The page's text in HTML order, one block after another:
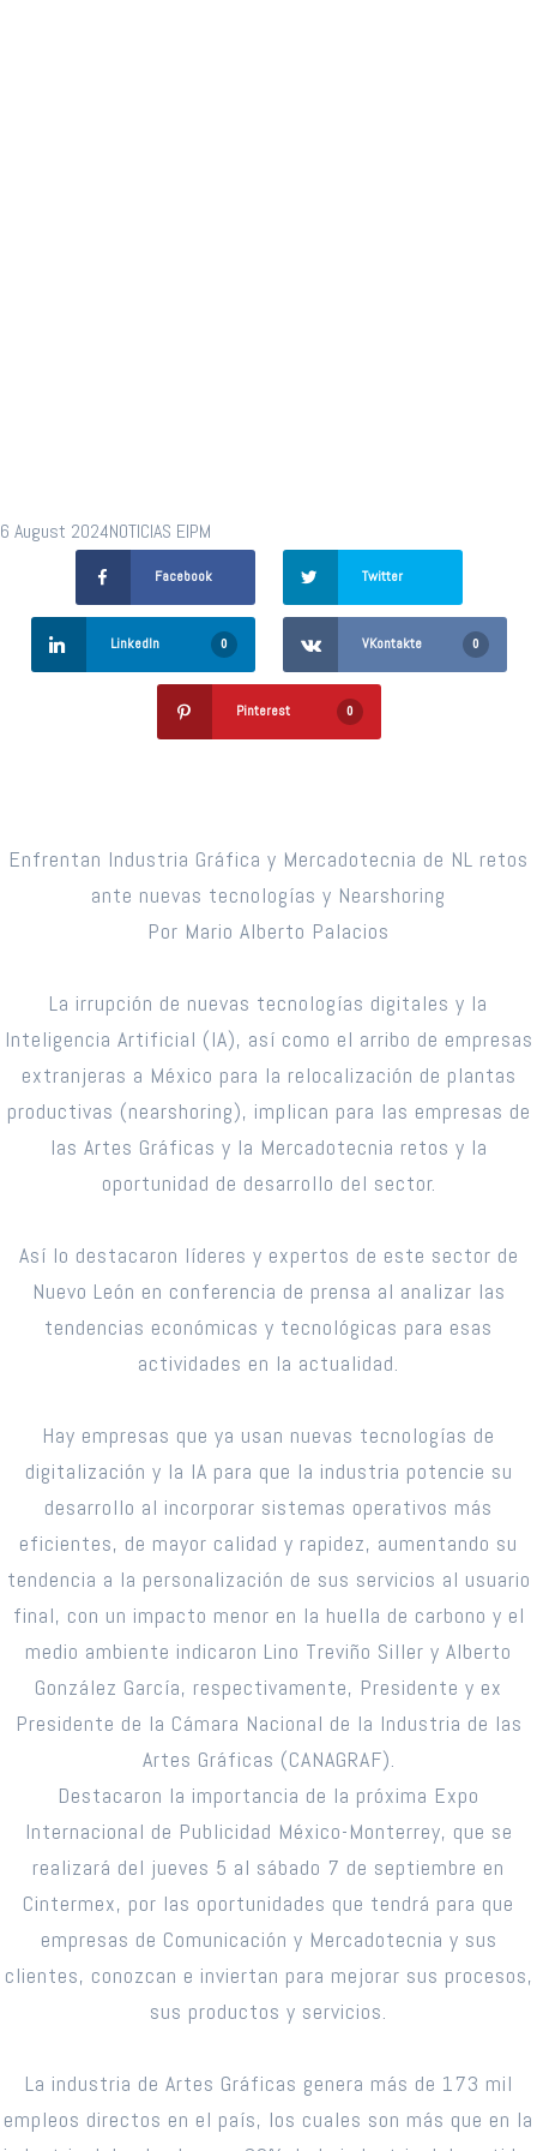
6 August 2024NOTICIAS EIPM
Facebook Twitter
LinkedIn 0 VKontakte 0
Pinterest 0
Enfrentan Industria Gráfica y Mercadotecnia de NL retos
ante nuevas tecnologías y Nearshoring
Por Mario Alberto Palacios
La irrupción de nuevas tecnologías digitales y la
Inteligencia Artificial (IA), así como el arribo de empresas
extranjeras a México para la relocalización de plantas
productivas (nearshoring), implican para las empresas de
las Artes Gráficas y la Mercadotecnia retos y la
oportunidad de desarrollo del sector.
Así lo destacaron líderes y expertos de este sector de
Nuevo León en conferencia de prensa al analizar las
tendencias económicas y tecnológicas para esas
actividades en la actualidad.
Hay empresas que ya usan nuevas tecnologías de
digitalización y la IA para que la industria potencie su
desarrollo al incorporar sistemas operativos más
eficientes, de mayor calidad y rapidez, aumentando su
tendencia a la personalización de sus servicios al usuario
final, con un impacto menor en la huella de carbono y el
medio ambiente indicaron Lino Treviño Siller y Alberto
González García, respectivamente, Presidente y ex
Presidente de la Cámara Nacional de la Industria de las
Artes Gráficas (CANAGRAF).
Destacaron la importancia de la próxima Expo
Internacional de Publicidad México-Monterrey, que se
realizará del jueves 5 al sábado 7 de septiembre en
Cintermex, por las oportunidades que tendrá para que
empresas de Comunicación y Mercadotecnia y sus
clientes, conozcan e inviertan para mejorar sus procesos,
sus productos y servicios.
La industria de Artes Gráficas genera más de 173 mil
empleos directos en el país, los cuales son más que en la